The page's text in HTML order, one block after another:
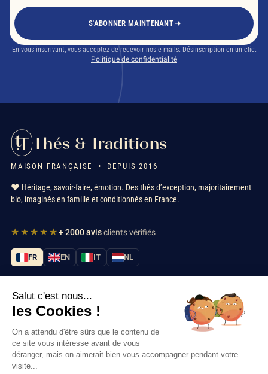
S'ABONNER MAINTENANT
En vous inscrivant, vous acceptez de recevoir nos e-mails. Désinscription en un clic.
Politique de confidentialité
Thés & Traditions
MAISON FRANÇAISE • DEPUIS 2016
❤️ Héritage, savoir-faire, émotion. Des thés d’exception, majoritairement
bio, imaginés en famille et conditionnés en France.
★★★★★+ 2000 avisclients vérifiés
FR EN IT NL
Nos services
Informations
Nous contacter
Salut c'est nous...
les Cookies !
On a attendu d'être sûrs que le contenu de
ce site vous intéresse avant de vous
déranger, mais on aimerait bien vous accompagner pendant votre
visite...